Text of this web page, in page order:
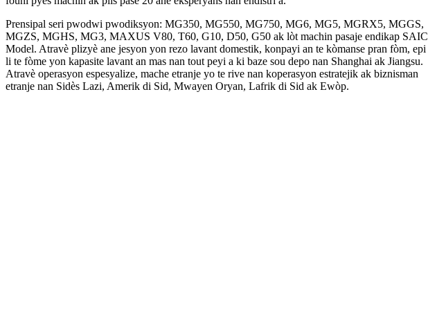
Prensipal seri pwodwi pwodiksyon: MG350, MG550, MG750, MG6, MG5, MGRX5, MGGS,
MGZS, MGHS, MG3, MAXUS V80, T60, G10, D50, G50 ak lòt machin pasaje endikap SAIC
Model. Atravè plizyè ane jesyon yon rezo lavant domestik, konpayi an te kòmanse pran fòm, epi
li te fòme yon kapasite lavant an mas nan tout peyi a ki baze sou depo nan Shanghai ak Jiangsu.
Atravè operasyon espesyalize, mache etranje yo te rive nan koperasyon estratejik ak biznisman
etranje nan Sidès Lazi, Amerik di Sid, Mwayen Oryan, Lafrik di Sid ak Ewòp.